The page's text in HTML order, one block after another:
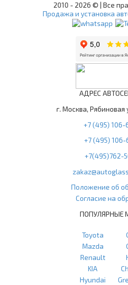
2010 - 2026 © | Все
Продажа и установка
АДРЕС
г. Москва, Рябиновая
+7 (495) 106-
+7 (495) 106-
+7(495)762-
Положение об
Согласие на
ПОПУЛЯРНЫЕ
Toyota
Mazda
Renault
KIA
Hyundai